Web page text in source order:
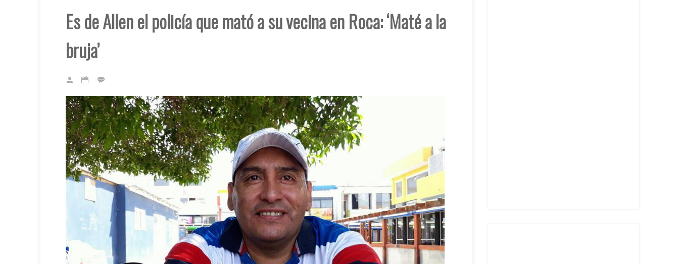
Es de Allen el policía que mató a su vecina en Roca: ‘Maté a la
bruja’